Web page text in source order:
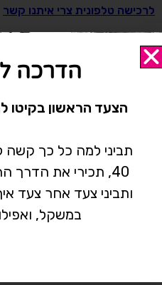
לרכישה טלפונית צרי איתנו קשר
רעננה.
שעות פעילות
הקליניקה פעילה בימים ראשון-חמישי בין
וביום שישי בין השעות 8:00-14:00
הדרכה
הצעד הראשון בקיטו
תביני למה כל כך קשה
40, תכירי את הדרך
ותביני צעד אחר צעד
במשקל,